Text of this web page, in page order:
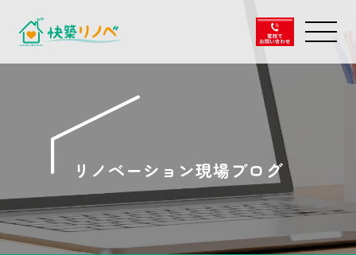
リノベーション現場ブログ